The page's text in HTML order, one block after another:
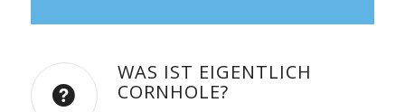
WAS IST EIGENTLICH
CORNHOLE?